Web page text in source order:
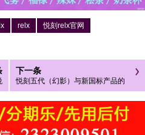
relx
悦刻relx官网
下一条
悦刻五代（幻影）与新国标产品的